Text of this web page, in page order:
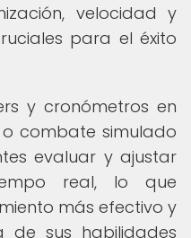
velocidad y
para el éxito
y cronómetros en
combate simulado
evaluar y ajustar
real, lo que
más efectivo y
de sus habilidades